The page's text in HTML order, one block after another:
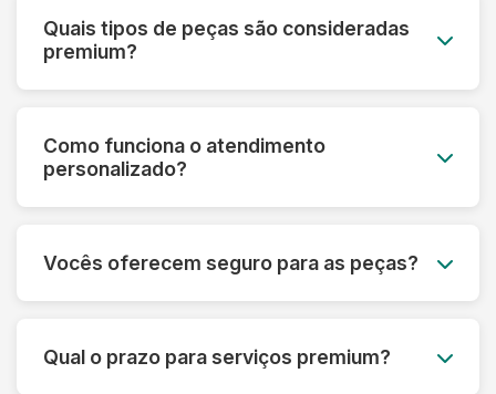
Quais tipos de peças são consideradas
premium?
vintage, uniformes especiais e qualquer peça de
alto valor monetário ou sentimental.
Como funciona o atendimento
personalizado?
desde a avaliação inicial até a entrega,
oferecendo orientações personalizadas.
Vocês oferecem seguro para as peças?
danos ou perdas, com cobertura de até R$
Qual o prazo para serviços premium?